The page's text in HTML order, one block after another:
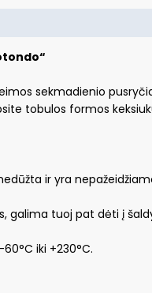
sekmadienio
tobulos formos
ir yra
galima tuoj pat dėti į
iki +230°C.